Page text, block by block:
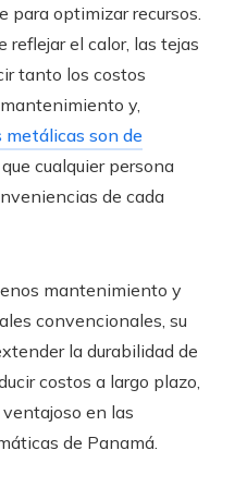
optimizar recursos.
reflejar el calor, las tejas
tanto los costos
y,
metálicas son de
cualquier persona
de cada
mantenimiento y
convencionales, su
la durabilidad de
costos a largo plazo,
en las
de Panamá.